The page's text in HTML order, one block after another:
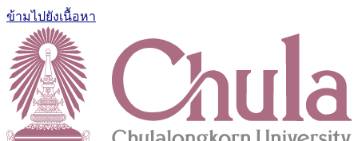
ข้ามไปยังเนื้อหา